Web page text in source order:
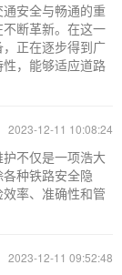
安全与畅通的重
断革新。在这一
正在逐步得到广
，能够适应道路
2023-12-11 10:08:24
不仅是一项浩大
种铁路安全隐
率、准确性和管
2023-12-11 09:52:48